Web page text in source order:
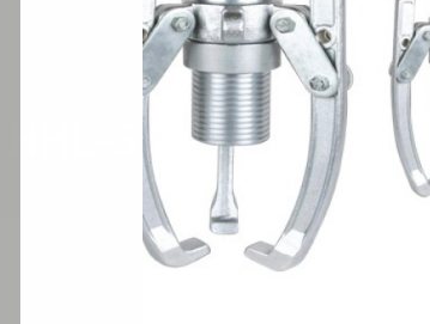
пневматические
Съемник гидравлический BN HHL-30F
30F